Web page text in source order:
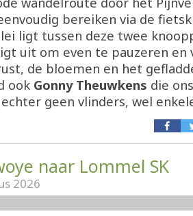
bereiken via de
ligt tussen deze twee
uit om even te pauzeren en
de bloemen en het
ook Gonny Theuwkens die
geen vlinders, wel
naar Lommel SK
2026